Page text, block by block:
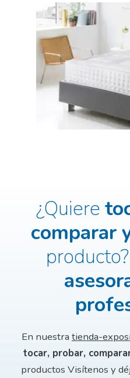
¿Quiere
comparar
producto?
En nuestra tienda-
tocar, probar,
productos Visítenos y